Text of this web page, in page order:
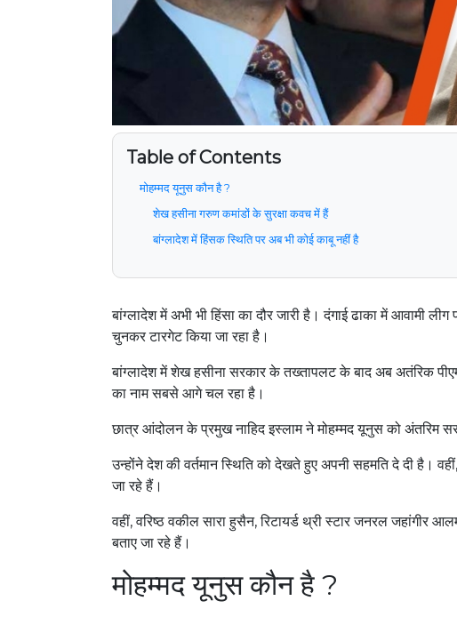
Table of Contents
मोहम्मद यूनुस कौन है ?
शेख हसीना गरुण कमांडों के सुरक्षा कवच में हैं
बांग्लादेश में हिंसक स्थिति पर अब भी कोई काबू नहीं है
बांग्लादेश में अभी भी हिंसा का दौर जारी है। दंगाई ढाका में आवामी
चुनकर टारगेट किया जा रहा है।
बांग्लादेश में शेख हसीना सरकार के तख्तापलट के बाद अब अतंरिक
का नाम सबसे आगे चल रहा है।
छात्र आंदोलन के प्रमुख नाहिद इस्लाम ने मोहम्मद यूनुस को अंतरिम
उन्होंने देश की वर्तमान स्थिति को देखते हुए अपनी सहमति दे दी है।
जा रहे हैं।
वहीं, वरिष्ठ वकील सारा हुसैन, रिटायर्ड थ्री स्टार जनरल जहांगीर
बताए जा रहे हैं।
मोहम्मद यूनुस कौन है ?